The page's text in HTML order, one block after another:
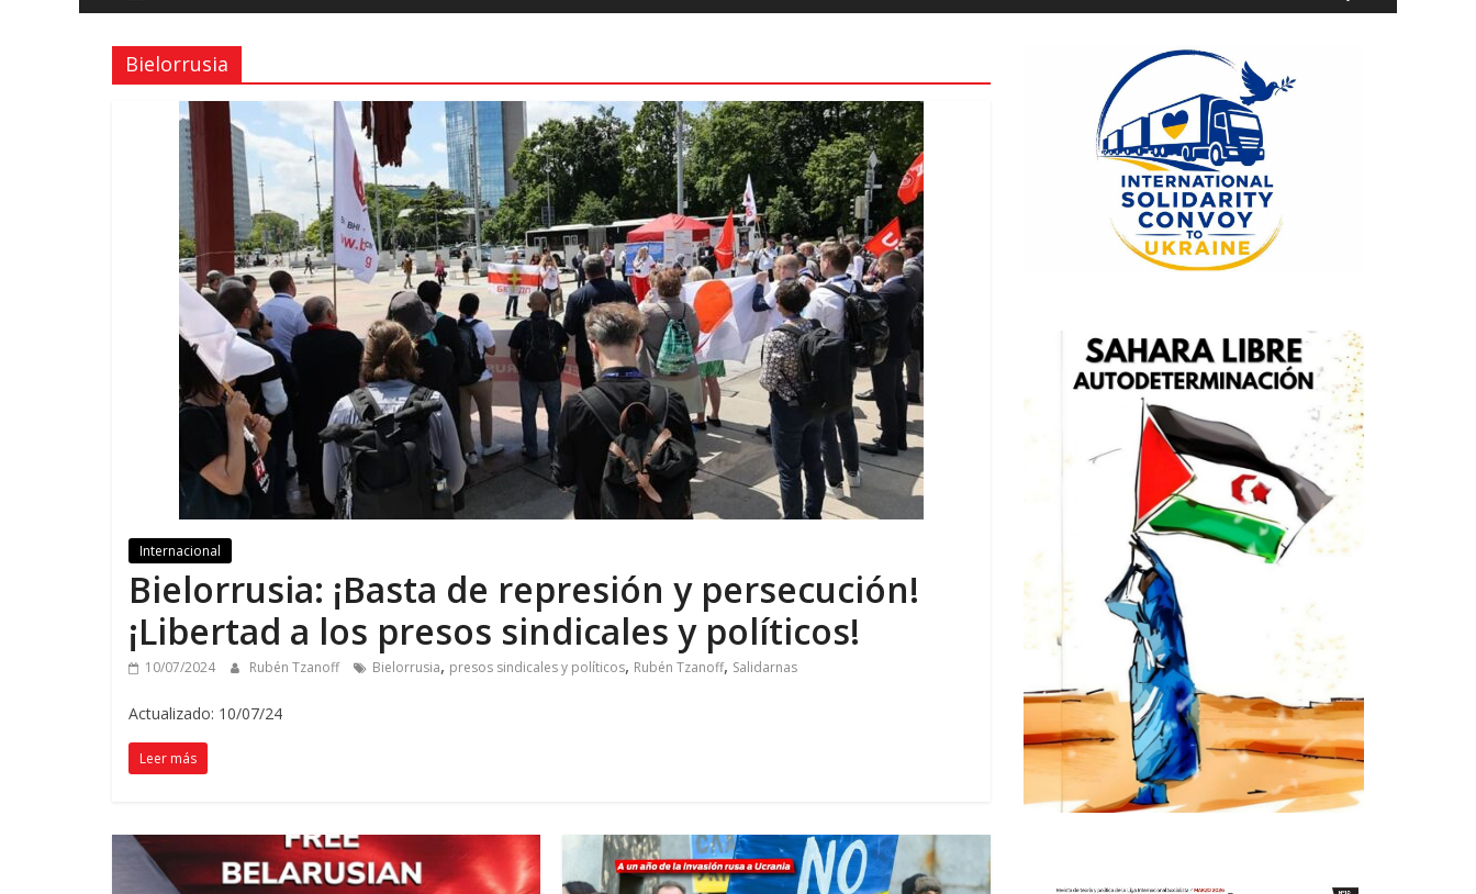
Libertad
Bielorrusia
Internacional
Bielorrusia: ¡Basta de represión y persecución!
¡Libertad a los presos sindicales y políticos!
10/07/2024 Rubén Tzanoff Bielorrusia, presos sindicales y políticos, Rubén Tzanoff, Salidarnas
Actualizado: 10/07/24
Leer más